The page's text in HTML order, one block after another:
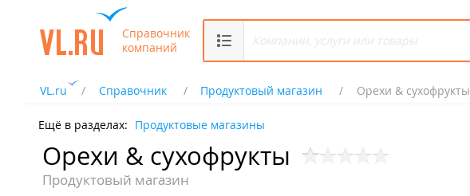
Справочник
компаний
VL.ru Справочник Продуктовый магазин Орехи & сухофрукты
Ещё в разделах: Продуктовые магазины
Орехи & сухофрукты
Продуктовый магазин